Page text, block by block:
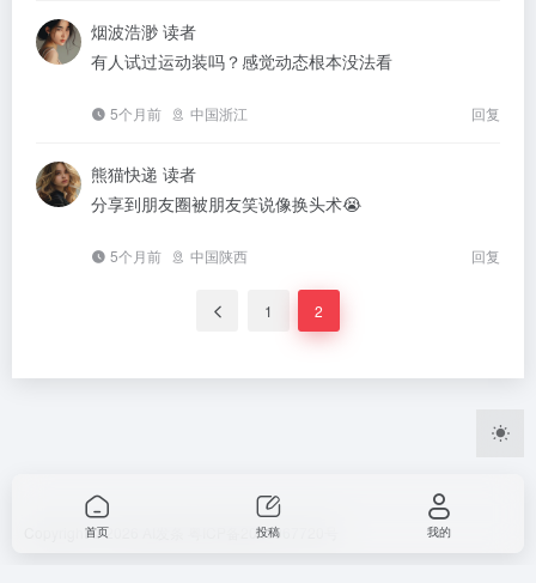
烟波浩渺 读者
有人试过运动装吗？感觉动态根本没法看
5个月前 中国浙江 回复
熊猫快递 读者
分享到朋友圈被朋友笑说像换头术😭
5个月前 中国陕西 回复
1 2
Copyright © 2026 粤ICP备2023067720号
首页 投稿 我的